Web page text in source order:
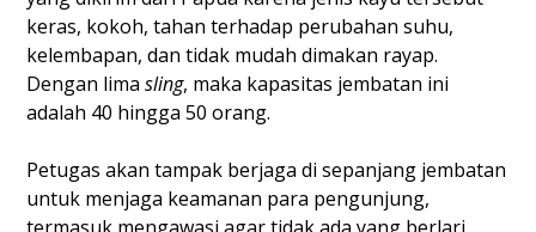
keras, kokoh, tahan terhadap perubahan suhu,
kelembapan, dan tidak mudah dimakan rayap.
Dengan lima sling, maka kapasitas jembatan ini
adalah 40 hingga 50 orang.
Petugas akan tampak berjaga di sepanjang jembatan
untuk menjaga keamanan para pengunjung,